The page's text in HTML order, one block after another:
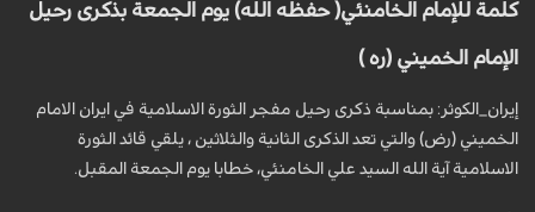
كلمة للإمام الخامنئي( حفظه الله) يوم الجمعة بذكرى رحيل
الإمام الخميني (ره )
إيران_الكوثر: بمناسبة ذكرى رحيل مفجر الثورة الاسلامية في ايران الامام
الخميني (رض) والتي تعد الذكرى الثانية والثلاثين ، يلقي قائد الثورة
الاسلامية آية الله السيد علي الخامنئي، خطابا يوم الجمعة المقبل.